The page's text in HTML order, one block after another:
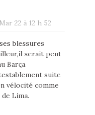
22 à 12 h 52
blessures
serait peut
Barça
suite
vélocité comme
Lima.